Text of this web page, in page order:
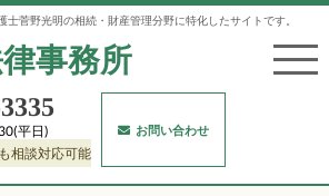
士菅野光明の相続・財産管理分野に特化したサイトです。
事務所
平日)
相談対応可能
お問い合わせ